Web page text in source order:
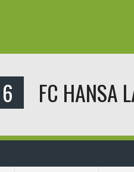
6 FC HANSA